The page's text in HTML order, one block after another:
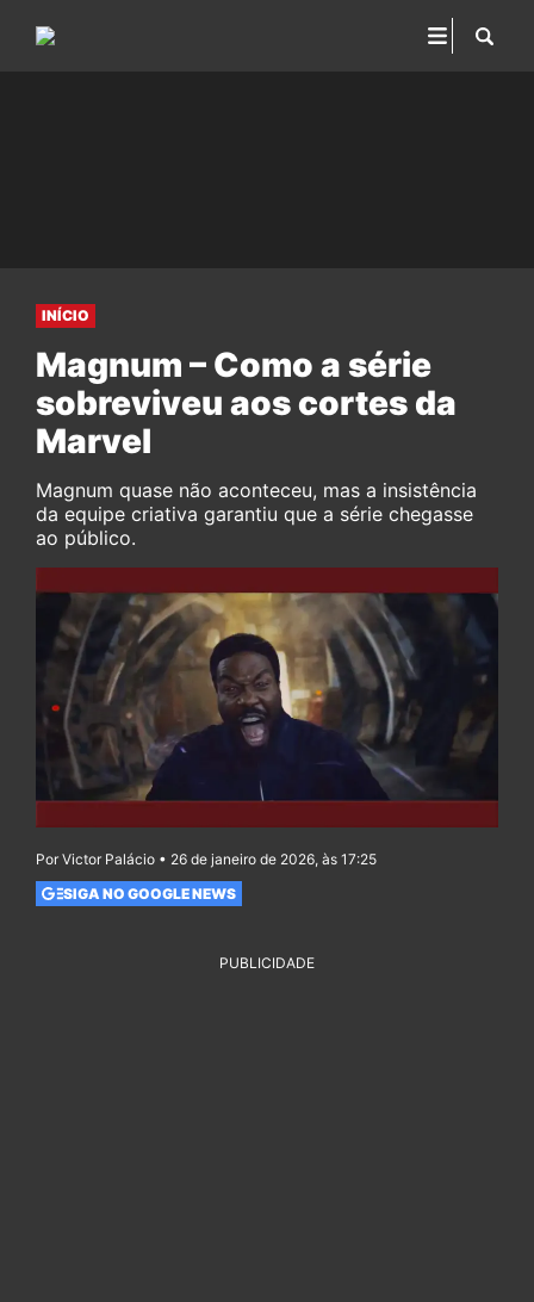
INÍCIO
Magnum – Como a série
sobreviveu aos cortes da
Marvel
Magnum quase não aconteceu, mas a insistência
da equipe criativa garantiu que a série chegasse
ao público.
Por Victor Palácio • 26 de janeiro de 2026, às 17:25
SIGA NO GOOGLE NEWS
PUBLICIDADE